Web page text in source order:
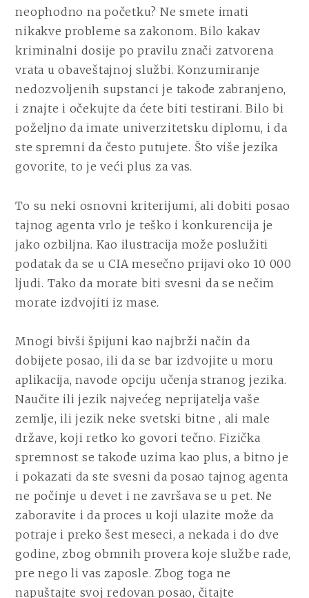
neophodno na početku? Ne smete imati
nikakve probleme sa zakonom. Bilo kakav
kriminalni dosije po pravilu znači zatvorena
vrata u obaveštajnoj službi. Konzumiranje
nedozvoljenih supstanci je takođe zabranjeno,
i znajte i očekujte da ćete biti testirani. Bilo bi
poželjno da imate univerzitetsku diplomu, i da
ste spremni da često putujete. Što više jezika
govorite, to je veći plus za vas.
To su neki osnovni kriterijumi, ali dobiti posao
tajnog agenta vrlo je teško i konkurencija je
jako ozbiljna. Kao ilustracija može poslužiti
podatak da se u CIA mesečno prijavi oko 10 000
ljudi. Tako da morate biti svesni da se nečim
morate izdvojiti iz mase.
Mnogi bivši špijuni kao najbrži način da
dobijete posao, ili da se bar izdvojite u moru
aplikacija, navode opciju učenja stranog jezika.
Naučite ili jezik najvećeg neprijatelja vaše
zemlje, ili jezik neke svetski bitne , ali male
države, koji retko ko govori tečno. Fizička
spremnost se takođe uzima kao plus, a bitno je
i pokazati da ste svesni da posao tajnog agenta
ne počinje u devet i ne završava se u pet. Ne
zaboravite i da proces u koji ulazite može da
potraje i preko šest meseci, a nekada i do dve
godine, zbog obmnih provera koje službe rade,
pre nego li vas zaposle. Zbog toga ne
napuštajte svoj redovan posao, čitajte